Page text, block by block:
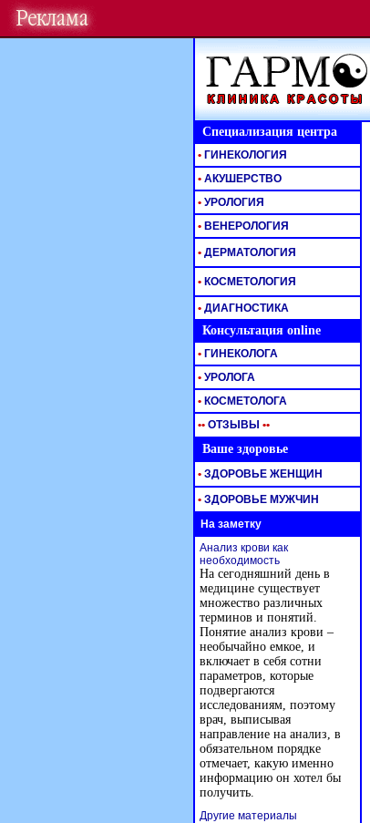
Специализация центра
• ГИНЕКОЛОГИЯ
• АКУШЕРСТВО
• УРОЛОГИЯ
• ВЕНЕРОЛОГИЯ
• ДЕРМАТОЛОГИЯ
• КОСМЕТОЛОГИЯ
• ДИАГНОСТИКА
Консультация online
• ГИНЕКОЛОГА
• УРОЛОГА
• КОСМЕТОЛОГА
•• ОТЗЫВЫ ••
Ваше здоровье
• ЗДОРОВЬЕ ЖЕНЩИН
• ЗДОРОВЬЕ МУЖЧИН
На заметку
Анализ крови как
необходимость
На сегодняшний день в
медицине существует
множество различных
терминов и понятий.
Понятие анализ крови –
необычайно емкое, и
включает в себя сотни
параметров, которые
подвергаются
исследованиям, поэтому
врач, выписывая
направление на анализ, в
обязательном порядке
отмечает, какую именно
информацию он хотел бы
получить.
Другие материалы